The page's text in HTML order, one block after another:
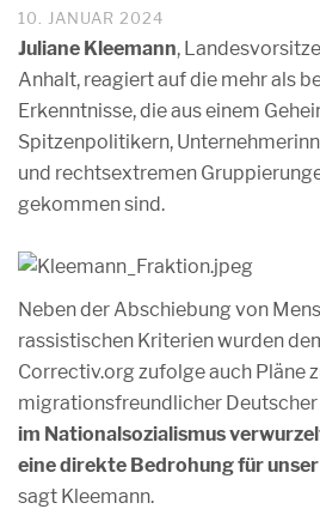
10. JANUAR 2024
Juliane Kleemann,
Anhalt, reagiert auf die mehr als
Erkenntnisse, die aus einem
Spitzenpolitikern,
und rechtsextremen
gekommen sind.
Neben der Abschiebung von
rassistischen Kriterien wurden
Correctiv.org zufolge auch Pläne
migrationsfreundlicher
im Nationalsozialismus
eine direkte Bedrohung für
sagt Kleemann.